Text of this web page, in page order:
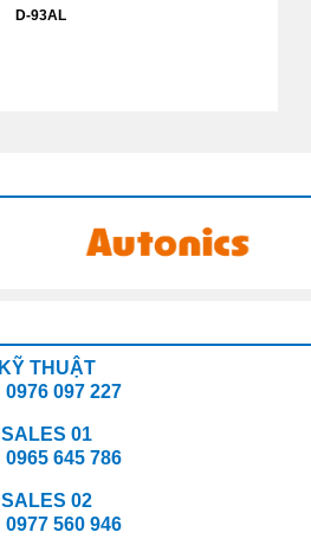
D-93AL
KỸ THUẬT
0976 097 227
SALES 01
0965 645 786
SALES 02
0977 560 946